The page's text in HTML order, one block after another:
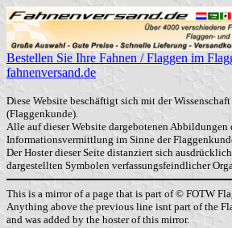
Bestellen Sie Ihre Fahnen / Flaggen im
fahnenversand.de
Diese Website beschäftigt sich mit der
(Flaggenkunde).
Alle auf dieser Website dargebotenen
Informationsvermittlung im Sinne der
Der Hoster dieser Seite distanziert sich
dargestellten Symbolen verfassungsfeindlicher
This is a mirror of a page that is part of © FOTW
Anything above the previous line isnt part of the
and was added by the hoster of this mirror.